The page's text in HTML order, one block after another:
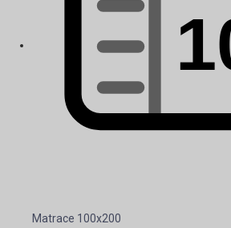
Matrace 100x200